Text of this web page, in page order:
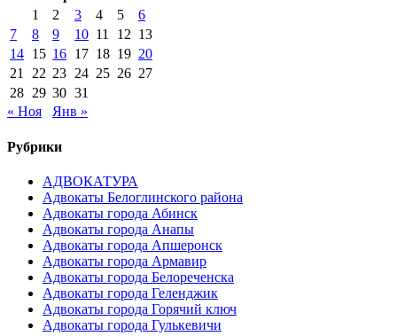
1
2 3 4 5
6
7
8 9 10 11 12 13
14 15 16 17 18 19 20
21
22 23 24 25 26 27
28 29 30 31
« Ноя
Янв »
Рубрики
АДВОКАТУРА
Адвокаты Белоглинского района
Адвокаты города Абинск
Адвокаты города Анапы
Адвокаты города Апшеронск
Адвокаты города Армавир
Адвокаты города Белореченска
Адвокаты города Геленджик
Адвокаты города Горячий ключ
Адвокаты города Гулькевичи